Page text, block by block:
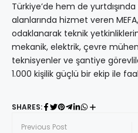
Türkiye’de hem de
alanlarında hizmet veren
odaklanarak teknik
mekanik, elektrik, çevre
teknisyenler ve şantiye
1.000 kişilik güçlü bir ekip ile
SHARES:
Previous Post